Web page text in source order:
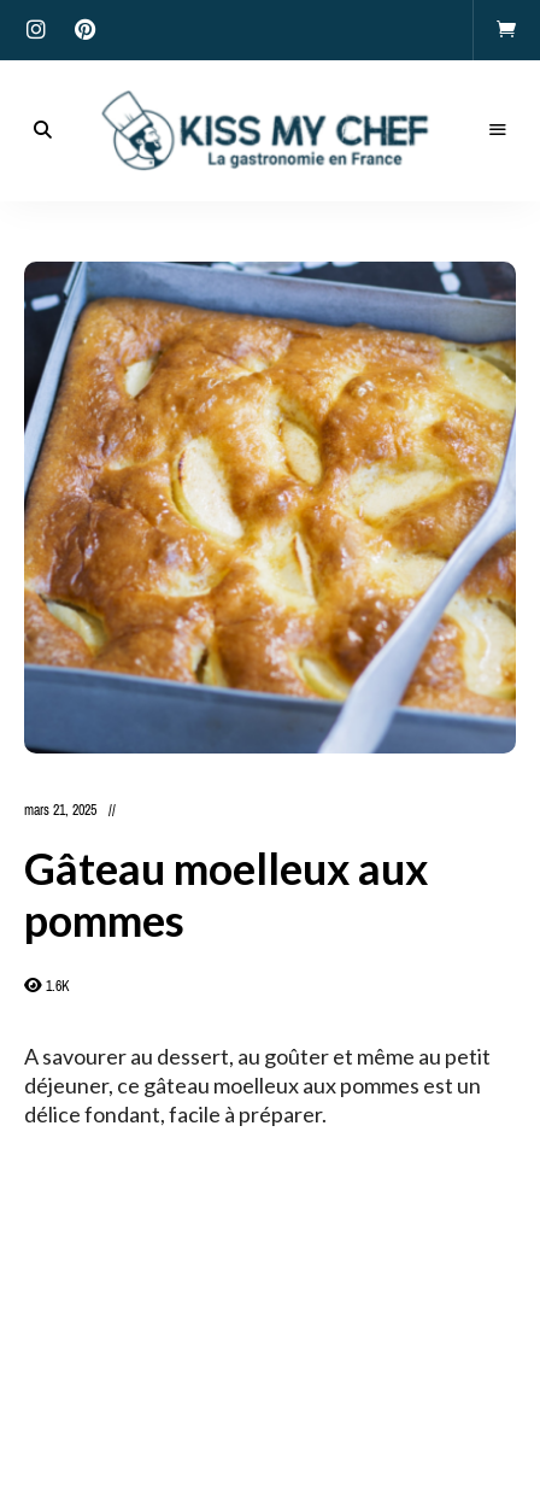
My
Chef
mars 21, 2025
Gâteau moelleux aux
pommes
1.6K
A savourer au dessert, au goûter et même au petit
déjeuner, ce gâteau moelleux aux pommes est un
délice fondant, facile à préparer.